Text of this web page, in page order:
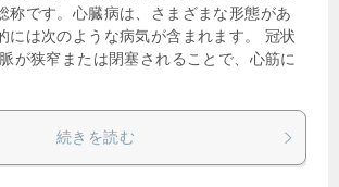
称です。心臓病は、さまざまな形態があ
には次のような病気が含まれます。 冠状
が狭窄または閉塞されることで、心筋に
続きを読む